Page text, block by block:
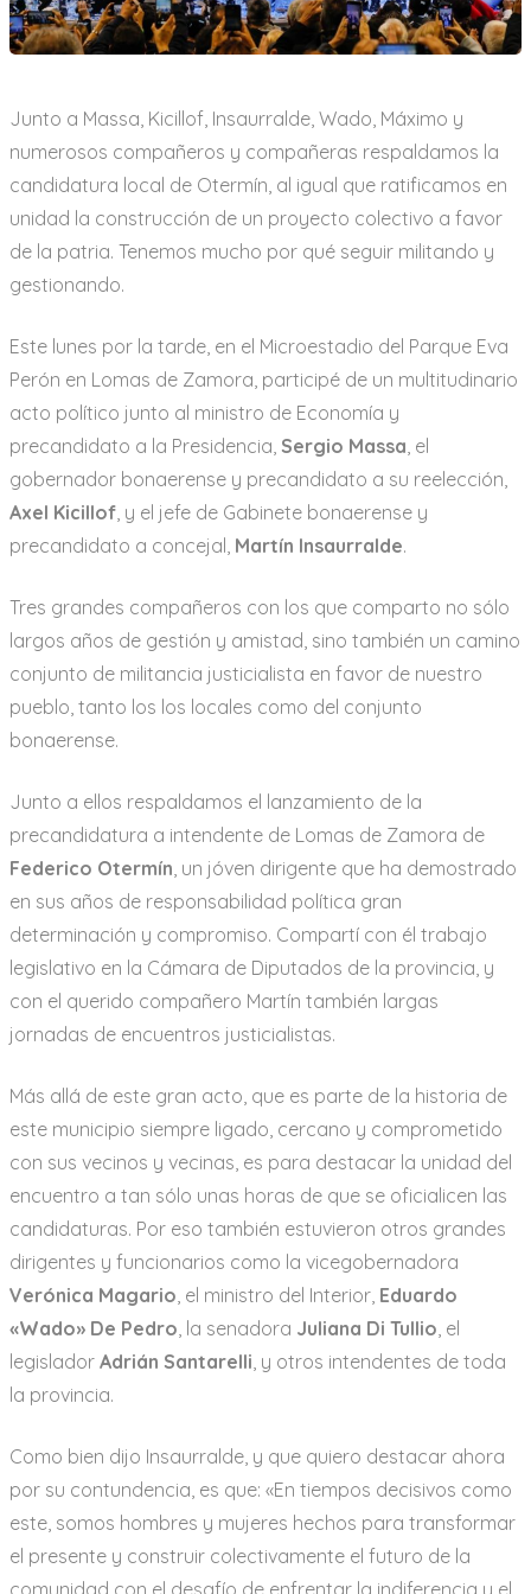
a
r
o
Junto a Massa, Kicillof, Insaurralde, Wado, Máximo y
numerosos compañeros y compañeras respaldamos la
candidatura local de Otermín, al igual que ratificamos en
unidad la construcción de un proyecto colectivo a favor
de la patria. Tenemos mucho por qué seguir militando y
gestionando.
Este lunes por la tarde, en el Microestadio del Parque Eva
Perón en Lomas de Zamora, participé de un multitudinario
acto político junto al ministro de Economía y
precandidato a la Presidencia, Sergio Massa , el
gobernador bonaerense y precandidato a su reelección,
Axel Kicillof , y el jefe de Gabinete bonaerense y
precandidato a concejal, Martín Insaurralde.
Tres grandes compañeros con los que comparto no sólo
largos años de gestión y amistad, sino también un camino
conjunto de militancia justicialista en favor de nuestro
pueblo, tanto los los locales como del conjunto
bonaerense.
Junto a ellos respaldamos el lanzamiento de la
precandidatura a intendente de Lomas de Zamora de
Federico Otermín , un jóven dirigente que ha demostrado
en sus años de responsabilidad política gran
determinación y compromiso. Compartí con él trabajo
legislativo en la Cámara de Diputados de la provincia, y
con el querido compañero Martín también largas
jornadas de encuentros justicialistas.
Más allá de este gran acto, que es parte de la historia de
este municipio siempre ligado, cercano y comprometido
con sus vecinos y vecinas, es para destacar la unidad del
encuentro a tan sólo unas horas de que se oficialicen las
candidaturas. Por eso también estuvieron otros grandes
dirigentes y funcionarios como la vicegobernadora
Verónica Magario , el ministro del Interior, Eduardo
«Wado» De Pedro , la senadora Juliana Di Tullio , el
legislador Adrián Santarelli , y otros intendentes de toda
la provincia.
Como bien dijo Insaurralde, y que quiero destacar ahora
por su contundencia, es que: «En tiempos decisivos como
este, somos hombres y mujeres hechos para transformar
el presente y construir colectivamente el futuro de la
comunidad con el desafío de enfrentar la indiferencia y el